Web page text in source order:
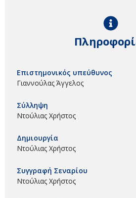
Επιστημονικός υπεύθυνος
Γιαννούλας Άγγελος
Σύλληψη
Ντούλιας Χρήστος
Δημιουργία
Ντούλιας Χρήστος
Συγγραφή Σεναρίου
Ντούλιας Χρήστος